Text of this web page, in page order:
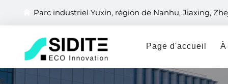
Parc industriel Yuxin, région de Nanhu, Jiaxing,
Page d'accueil À